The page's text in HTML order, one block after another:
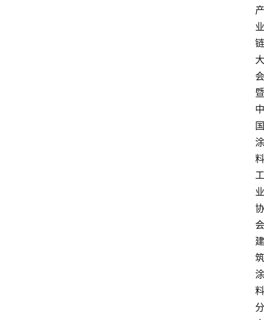
产
业
链
大
会
暨
中
国
涂
料
工
业
协
会
建
筑
涂
料
分